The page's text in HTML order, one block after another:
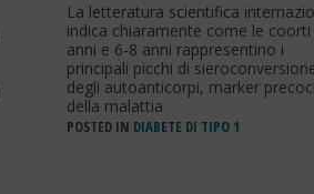
La letteratura scientifica
indica chiaramente come le
anni e 6-8 anni rappresentino i
principali picchi di
degli autoanticorpi, marker precoci
della malattia
POSTED IN DIABETE DI TIPO 1